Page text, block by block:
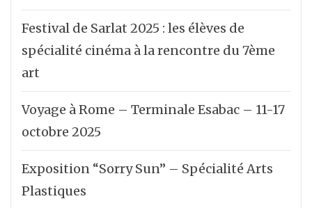
Festival de Sarlat 2025 : les élèves de
spécialité cinéma à la rencontre du 7ème
art
Voyage à Rome – Terminale Esabac – 11-17
octobre 2025
Exposition “Sorry Sun” – Spécialité Arts
Plastiques